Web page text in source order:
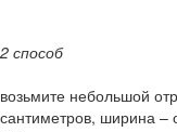
2 способ
возьмите небольшой
сантиметров, ширина –